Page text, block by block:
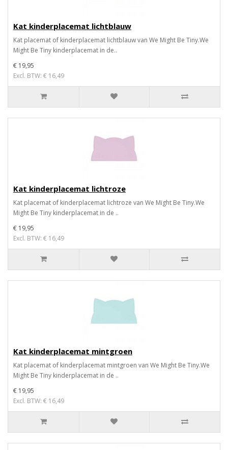
Kat kinderplacemat lichtblauw
Kat placemat of kinderplacemat lichtblauw van We Might Be Tiny.We
Might Be Tiny kinderplacemat in de..
€ 19,95
Excl. BTW: € 16,49
Kat kinderplacemat lichtroze
Kat placemat of kinderplacemat lichtroze van We Might Be Tiny.We
Might Be Tiny kinderplacemat in de ..
€ 19,95
Excl. BTW: € 16,49
Kat kinderplacemat mintgroen
Kat placemat of kinderplacemat mintgroen van We Might Be Tiny.We
Might Be Tiny kinderplacemat in de ..
€ 19,95
Excl. BTW: € 16,49